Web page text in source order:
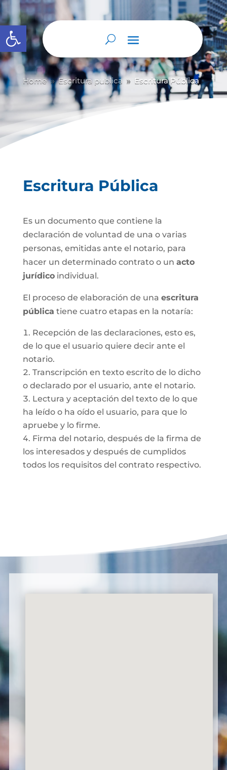
Abrir barra de herramientas
Home 9 Escritura publica 9 Escritura Pública
Escritura Pública
Es un documento que contiene la
declaración de voluntad de una o varias
personas, emitidas ante el notario, para
hacer un determinado contrato o un acto
jurídicoindividual.
El proceso de elaboración de una escritura
pública tiene cuatro etapas en la notaría:
Recepción de las declaraciones, esto es,
de lo que el usuario quiere decir ante el
notario.
Transcripción en texto escrito de lo dicho
o declarado por el usuario, ante el notario.
Lectura y aceptación del texto de lo que
ha leído o ha oído el usuario, para que lo
apruebe y lo firme.
Firma del notario, después de la firma de
los interesados y después de cumplidos
todos los requisitos del contrato respectivo.